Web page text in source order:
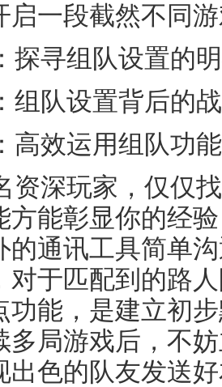
启一段截然不同
探寻组队设置的
组队设置背后的
高效运用组队功
资深玩家，仅仅
方能彰显你的经
的通讯工具简单
对于匹配到的路
功能，是建立初
多局游戏后，不
出色的队友发送